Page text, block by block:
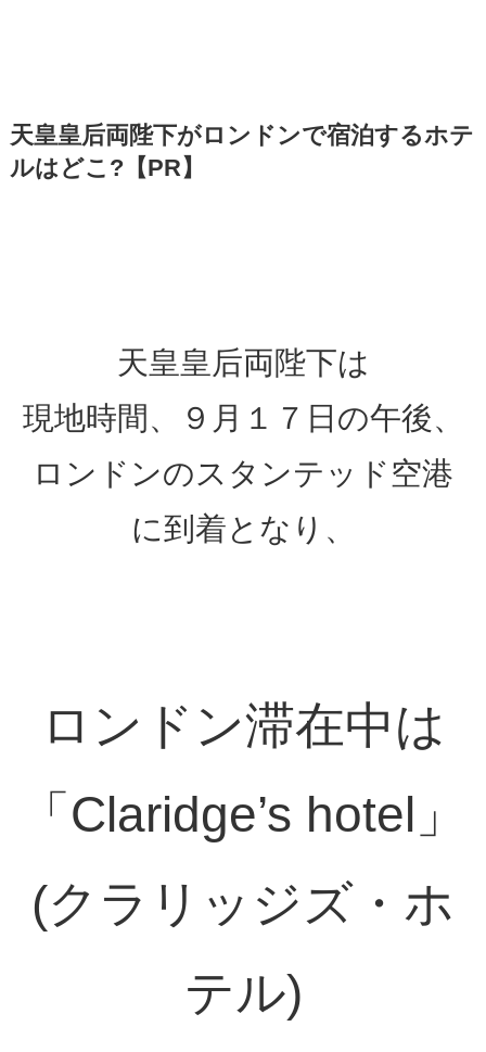
天皇皇后両陛下がロンドンで宿泊するホテ
ルはどこ?【PR】
天皇皇后両陛下は
現地時間、９月１７日の午後、
ロンドンのスタンテッド空港
に到着となり、
ロンドン滞在中は
「Claridge’s hotel」
(クラリッジズ・ホ
テル)